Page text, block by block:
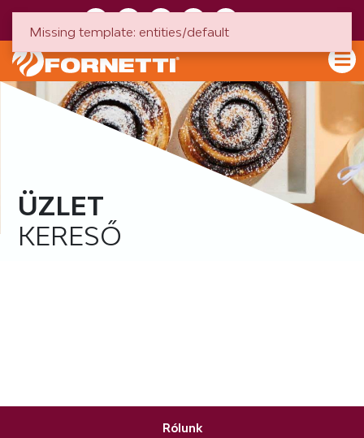
ÜZLET
KERESŐ
Rólunk
Missing template: entities/default